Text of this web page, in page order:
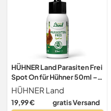
HÜHNER Land Parasiten Frei
Spot On für Hühner 50ml –
Milbenschutz &
Parasitenabwehr mit
Neemöl &
HÜHNER Land
19,99 € gratis Versand